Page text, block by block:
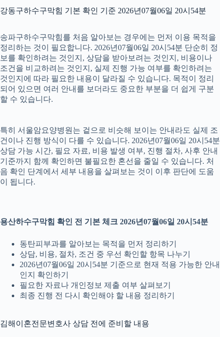
강동구하수구막힘 기본 확인 기준 2026년07월06일 20시54분
송파구하수구막힘를 처음 알아보는 경우에는 먼저 이용 목적을
정리하는 것이 필요합니다. 2026년07월06일 20시54분 단순히 정
보를 확인하려는 것인지, 상담을 받아보려는 것인지, 비용이나
조건을 비교하려는 것인지, 실제 진행 가능 여부를 확인하려는
것인지에 따라 필요한 내용이 달라질 수 있습니다. 목적이 정리
되어 있으면 여러 안내를 보더라도 중요한 부분을 더 쉽게 구분
할 수 있습니다.
특히 서울암요양병원는 겉으로 비슷해 보이는 안내라도 실제 조
건이나 진행 방식이 다를 수 있습니다. 2026년07월06일 20시54분
상담 가능 시간, 필요 자료, 비용 발생 여부, 진행 절차, 사후 안내
기준까지 함께 확인하면 불필요한 혼선을 줄일 수 있습니다. 처
음 확인 단계에서 세부 내용을 살펴보는 것이 이후 판단에 도움
이 됩니다.
용산하수구막힘 확인 전 기본 체크 2026년07월06일 20시54분
동탄피부과를 알아보는 목적을 먼저 정리하기
상담, 비용, 절차, 조건 중 우선 확인할 항목 나누기
2026년07월06일 20시54분 기준으로 현재 적용 가능한 안내
인지 확인하기
필요한 자료나 개인정보 제출 여부 살펴보기
최종 진행 전 다시 확인해야 할 내용 정리하기
김해이혼전문변호사 상담 전에 준비할 내용